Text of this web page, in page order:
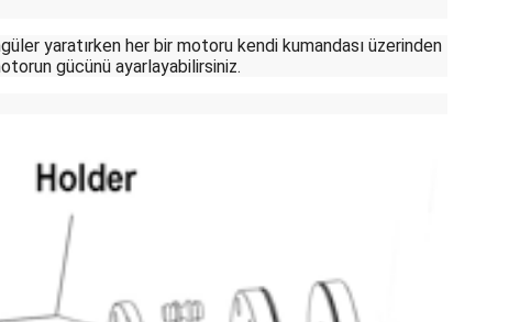
yaratırken her bir motoru kendi kumandası üzerinden
gücünü ayarlayabilirsiniz.